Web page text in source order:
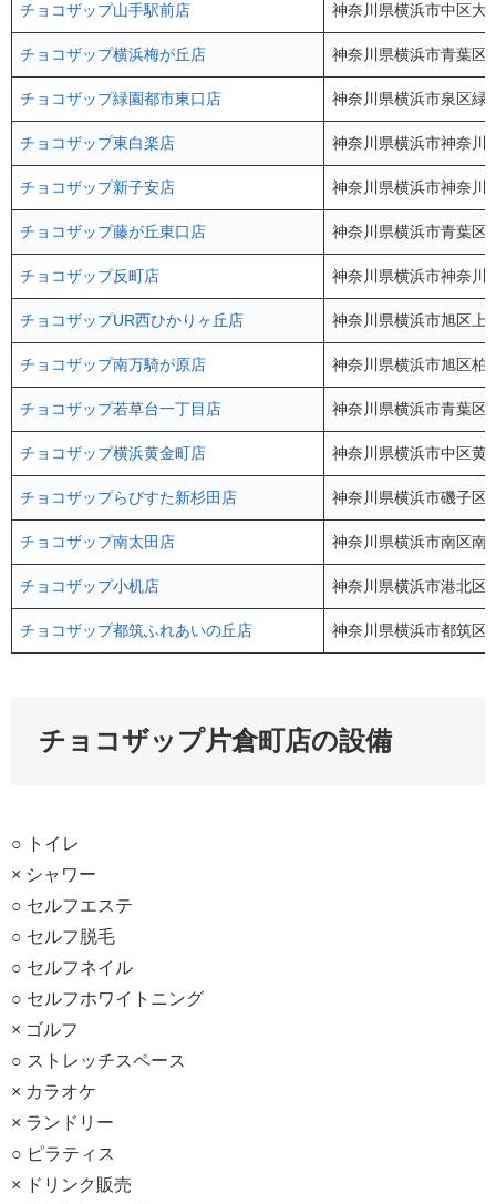
チョコザップ山手駅前店 神奈川県横浜市中区
チョコザップ横浜梅が丘店 神奈川県横浜市青葉
チョコザップ緑園都市東口店 神奈川県横浜市泉区
チョコザップ東白楽店 神奈川県横浜市神奈
チョコザップ新子安店 神奈川県横浜市神奈
チョコザップ藤が丘東口店 神奈川県横浜市青葉
チョコザップ反町店 神奈川県横浜市神奈
チョコザップUR西ひかりヶ丘店 神奈川県横浜市旭区
チョコザップ南万騎が原店 神奈川県横浜市旭区
チョコザップ若草台一丁目店 神奈川県横浜市青葉
チョコザップ横浜黄金町店 神奈川県横浜市中区
チョコザップらびすた新杉田店 神奈川県横浜市磯子
チョコザップ南太田店 神奈川県横浜市南区
チョコザップ小机店 神奈川県横浜市港北
チョコザップ都筑ふれあいの丘店 神奈川県横浜市都筑
チョコザップ片倉町店の設備
○ トイレ
× シャワー
○ セルフエステ
○ セルフ脱毛
○ セルフネイル
○ セルフホワイトニング
× ゴルフ
○ ストレッチスペース
× カラオケ
× ランドリー
○ ピラティス
× ドリンク販売